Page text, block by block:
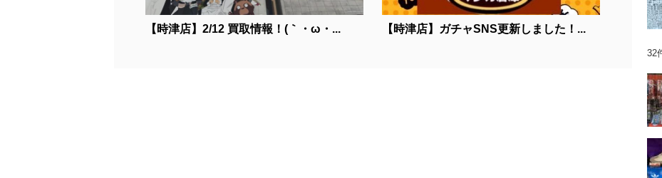
【時津店】2/12 買取情報！(｀・ω・... 【時津店】ガチャSNS更新しました！...
32